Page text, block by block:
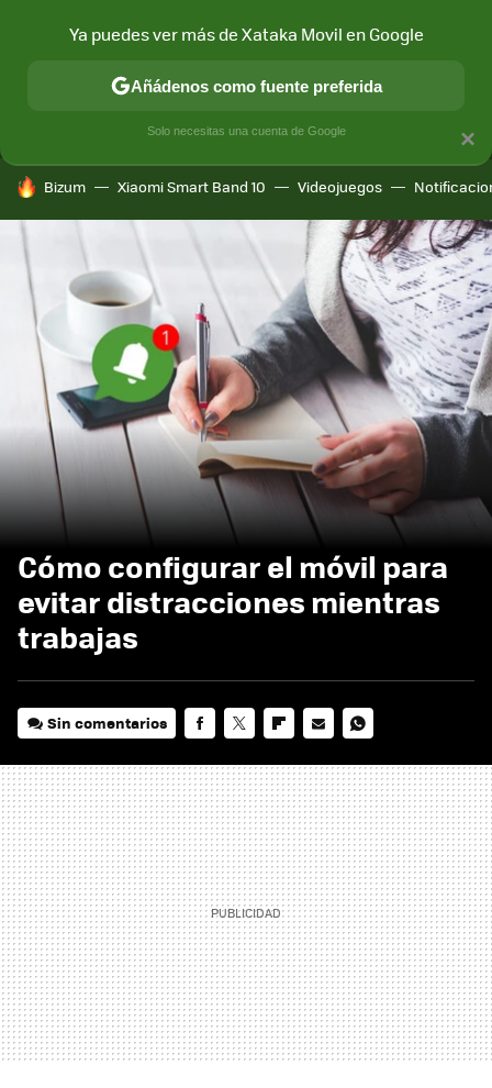
MÓVIL Y SOCIEDAD APLICACIONES
HOY SE HABLA DE
Bizum Xiaomi Smart Band 10 Videojuegos
Cómo configurar el móvil para
evitar distracciones mientras
trabajas
Sin comentarios
MAIL
×
Ya puedes ver más de Xataka Movil en Google
Añádenos como fuente preferida
Solo necesitas una cuenta de Google